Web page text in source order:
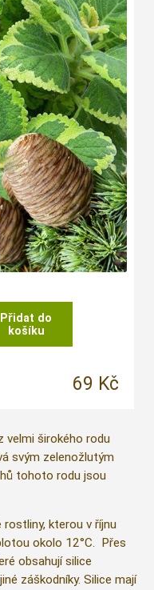
69 Kč
velmi širokého rodu
svým zelenožlutým
tohoto rodu jsou
kterou v říjnu
okolo 12°C. Přes
obsahují silice
záškodníky. Silice mají